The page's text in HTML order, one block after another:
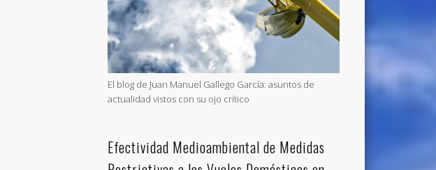
El blog de Juan Manuel Gallego García: asuntos de
actualidad vistos con su ojo crítico
Efectividad Medioambiental de Medidas